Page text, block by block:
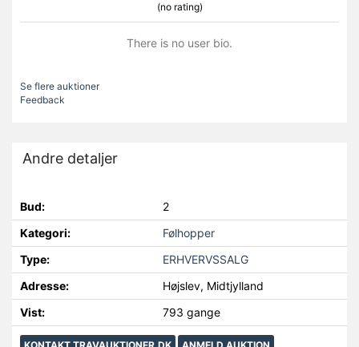
(no rating)
There is no user bio.
Se flere auktioner
Feedback
Andre detaljer
Bud:
2
Kategori:
Følhopper
Type:
ERHVERVSSALG
Adresse:
Højslev, Midtjylland
Vist:
793 gange